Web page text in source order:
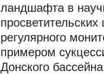
ландшафта в
регулярного
примером
Донского